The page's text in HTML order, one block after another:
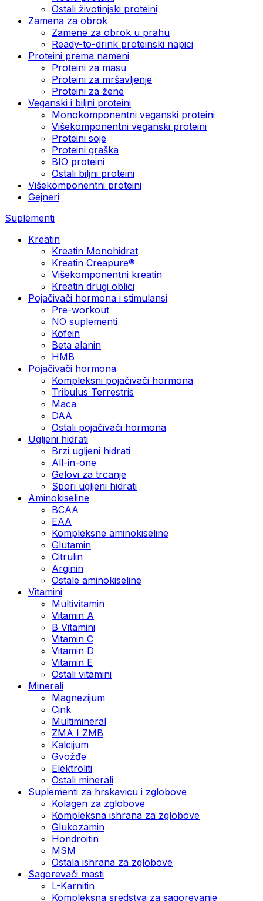
Ostali životinjski proteini
Zamena za obrok
Zamene za obrok u prahu
Ready-to-drink proteinski napici
Proteini prema nameni
Proteini za masu
Proteini za mršavljenje
Proteini za žene
Veganski i biljni proteini
Monokomponentni veganski proteini
Višekomponentni veganski proteini
Proteini soje
Proteini graška
BIO proteini
Ostali biljni proteini
Višekomponentni proteini
Gejneri
Suplementi
Kreatin
Kreatin Monohidrat
Kreatin Creapure®
Višekomponentni kreatin
Kreatin drugi oblici
Pojačivači hormona i stimulansi
Pre-workout
NO suplementi
Kofein
Beta alanin
HMB
Pojačivači hormona
Kompleksni pojačivači hormona
Tribulus Terrestris
Maca
DAA
Ostali pojačivači hormona
Ugljeni hidrati
Brzi ugljeni hidrati
All-in-one
Gelovi za trcanje
Spori ugljeni hidrati
Aminokiseline
BCAA
ЕАА
Kompleksne aminokiseline
Glutamin
Citrulin
Arginin
Ostale aminokiseline
Vitamini
Multivitamin
Vitamin A
B Vitamini
Vitamin C
Vitamin D
Vitamin E
Ostali vitamini
Minerali
Magnezijum
Cink
Multimineral
ZMA I ZMB
Kalcijum
Gvožđe
Elektroliti
Ostali minerali
Suplementi za hrskavicu i zglobove
Kolagen za zglobove
Kompleksna ishrana za zglobove
Glukozamin
Hondroitin
MSM
Ostala ishrana za zglobove
Sagorevači masti
L-Karnitin
Kompleksna sredstva za sagorevanje